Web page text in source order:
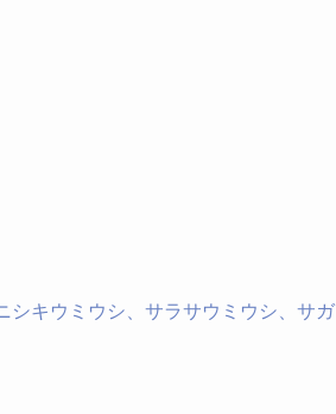
キウミウシ、サラサウミウシ、サガ